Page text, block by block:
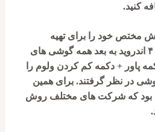
کنید.
مختص خود را برای تهیه
دارد. از نسخه ۴ اندروید به بعد همه گوشی های
پاور + دکمه کم کردن ولوم را
در نظر گرفتند. برای همین
بود که شرکت های مختلف روش